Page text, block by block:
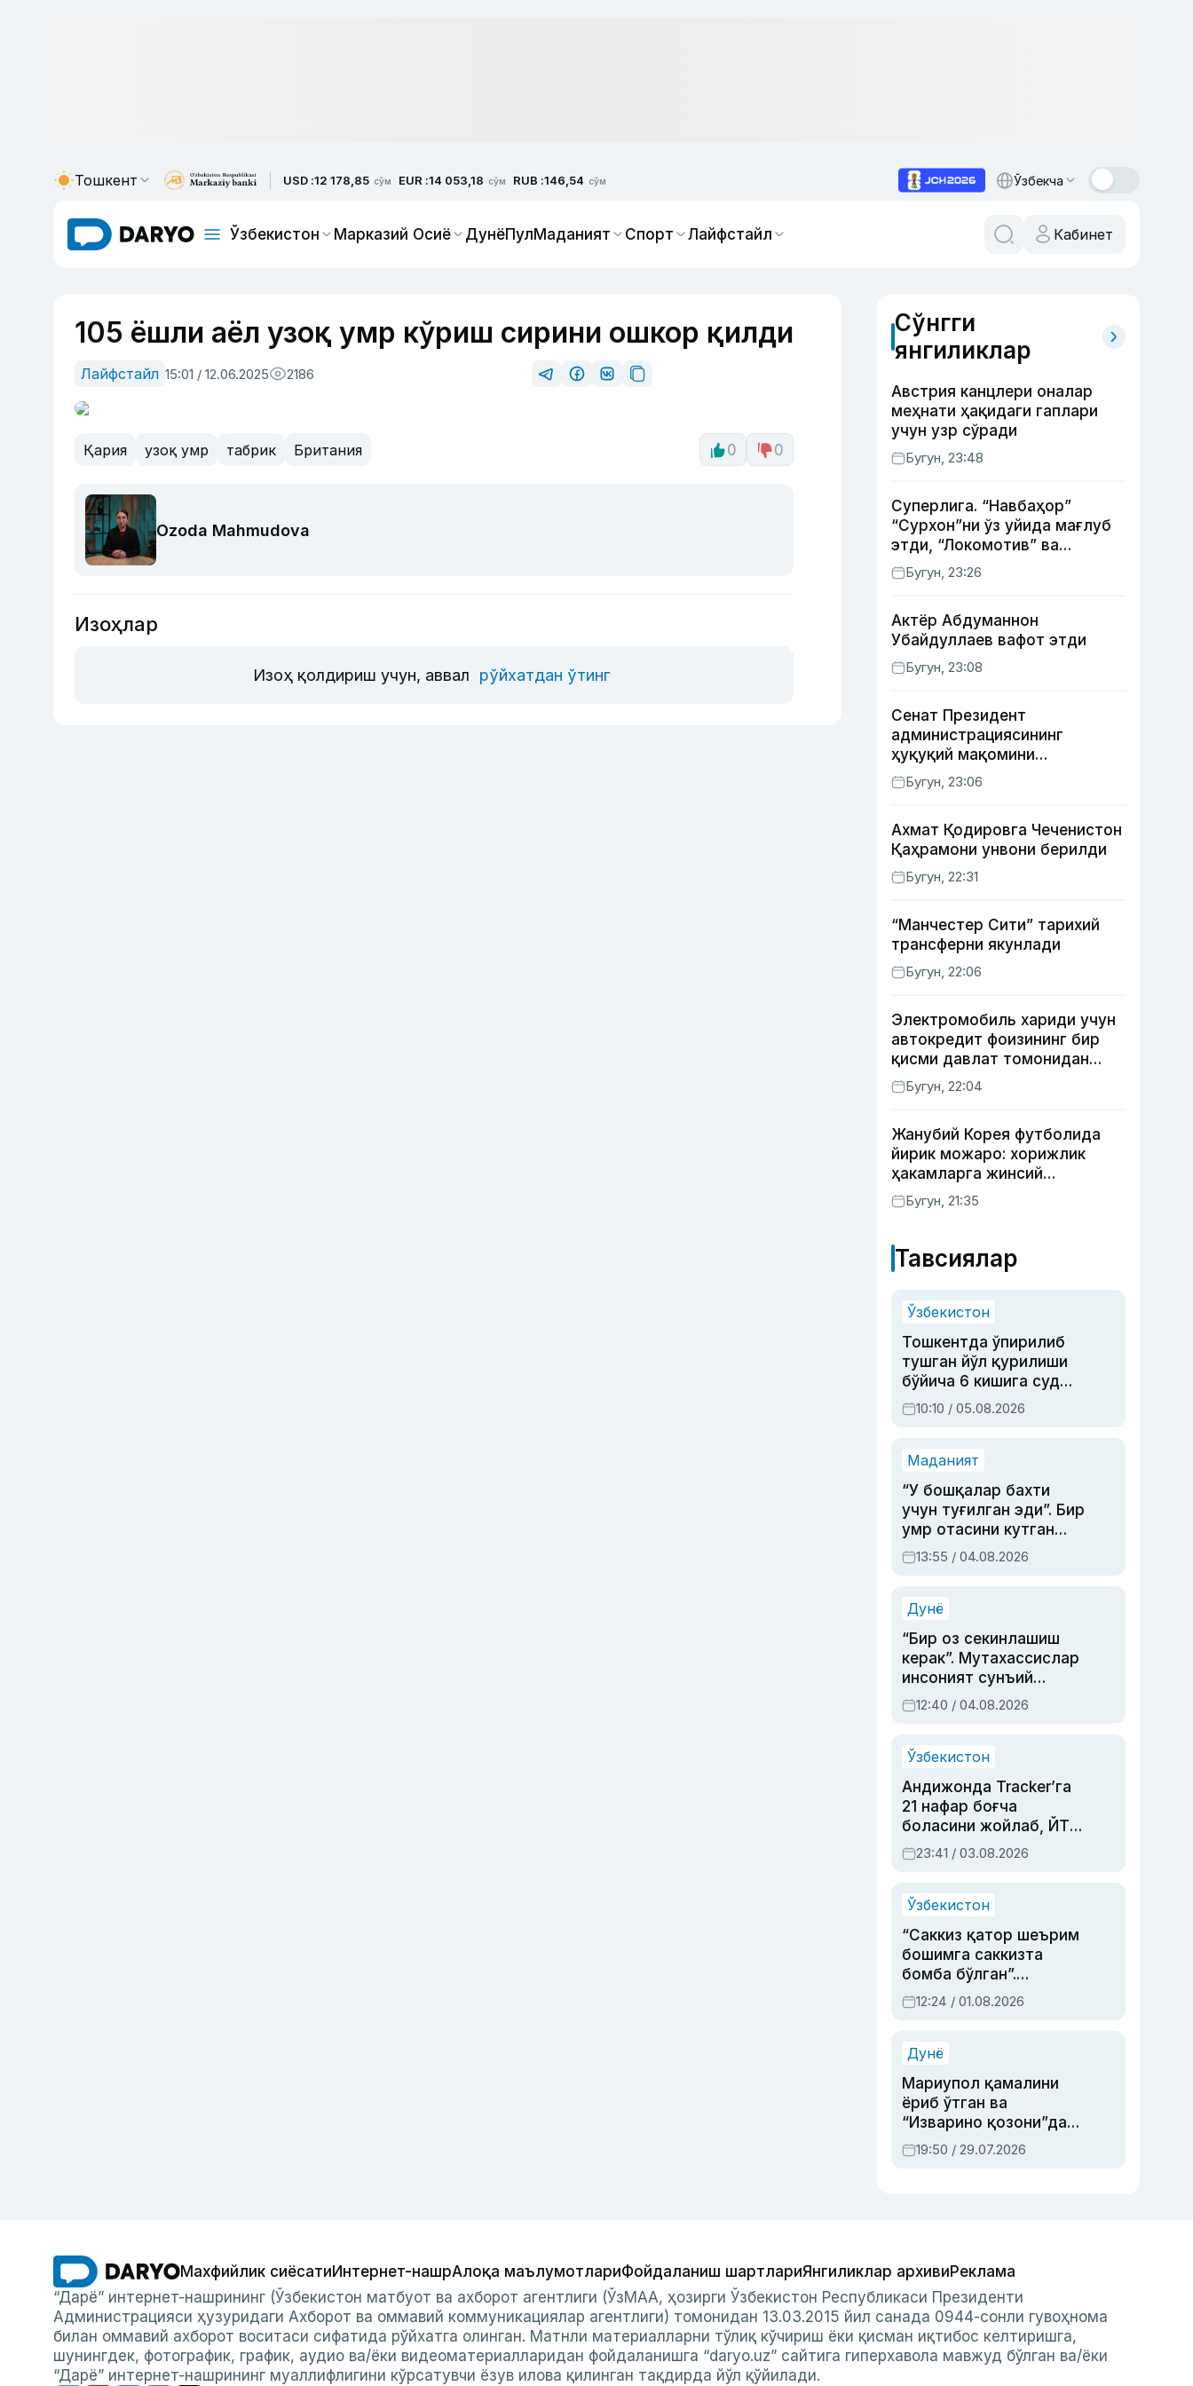
Тошкент USD :12 178,85 сўм EUR :14 053,18 сўм RUB :146,54 сўм Ўзбекча
Ўзбекистон Марказий Осиё ДунёПулМаданият Спорт Лайфстайл Кабинет
105 ёшли аёл узоқ умр кўриш сирини ошкор қилди
Лайфстайл 15:01 / 12.06.2025 2186
Қария узоқ умр табрик Британия 0 0
Ozoda Mahmudova
Изоҳлар
Изоҳ қолдириш учун, аввал рўйхатдан ўтинг
Сўнгги
янгиликлар
Австрия канцлери оналар
меҳнати ҳақидаги гаплари
учун узр сўради
Бугун, 23:48
Суперлига. “Навбаҳор”
“Сурхон”ни ўз уйида мағлуб
этди, “Локомотив” ва
“Хоразм” уйда ғалаба
қозонди
Бугун, 23:26
Актёр Абду­маннон
Убайдуллаев вафот этди
Бугун, 23:08
Сенат Президент
администрациясининг
ҳуқуқий мақомини
белгиловчи конституциявий
қонунни маъқуллади
Бугун, 23:06
Ахмат Қодировга Чеченистон
Қаҳрамони унвони берилди
Бугун, 22:31
“Манчестер Сити” тарихий
трансферни якунлади
Бугун, 22:06
Электромобиль хариди учун
автокредит фоизининг бир
қисми давлат томонидан
қоплаб берилиши мумкин
Бугун, 22:04
Жанубий Корея футболида
йирик можаро: хорижлик
ҳакамларга жинсий
хизматлар кўрсатилгани
маълум қилинди
Бугун, 21:35
Тавсиялар
Ўзбекистон
Тошкентда ўпирилиб
тушган йўл қурилиши
бўйича 6 кишига суд
ҳукми ўқилди
10:10 / 05.08.2026
Маданият
“У бошқалар бахти
учун туғилган эди”. Бир
умр отасини кутган
актриса ва дубльяж
устаси Римма
синовларга тўла ҳаёти
13:55 / 04.08.2026
Дунё
“Бир оз секинлашиш
керак”. Мутахассислар
инсоният сунъий
интеллектни бошқара
олмай қолишидан
12:40 / 04.08.2026
Ўзбекистон
Андижонда Tracker’га
21 нафар боғча
боласини жойлаб, ЙТҲ
содир этган аёлга суд
ҳукми ўқилди
23:41 / 03.08.2026
Ўзбекистон
“Саккиз қатор шеърим
бошимга саккизта
бомба бўлган”.
Абдулла Ориповни
сиёсий айбловлардан
12:24 / 01.08.2026
Дунё
Мариупол қамалини
ёриб ўтган ва
“Изварино қозони”дан
чиққан қаҳрамон —
Украина армияси бош
19:50 / 29.07.2026
Махфийлик сиёсатиИнтернет-нашрАлоқа маълумотлариФойдаланиш шартлариЯнгиликлар архивиРеклама
“Дарё” интернет-нашрининг (Ўзбекистон матбуот ва ахборот агентлиги (ЎзМАА, ҳозирги Ўзбекистон Республикаси Президенти
Администрацияси ҳузуридаги Ахборот ва оммавий коммуникациялар агентлиги) томонидан 13.03.2015 йил санада 0944-сонли гувоҳнома
билан оммавий ахборот воситаси сифатида рўйхатга олинган. Матнли материалларни тўлиқ кўчириш ёки қисман иқтибос келтиришга,
шунингдек, фотографик, график, аудио ва/ёки видеоматериалларидан фойдаланишга “daryo.uz” сайтига гиперхавола мавжуд бўлган ва/ёки
“Дарё” интернет-нашрининг муаллифлигини кўрсатувчи ёзув илова қилинган тақдирда йўл қўйилади.